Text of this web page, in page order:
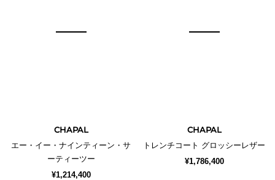
CHAPAL
エー・イー・ナインティーン・サ
ーティーツー
¥1,214,400
CHAPAL
トレンチコート グロッシーレザー
¥1,786,400